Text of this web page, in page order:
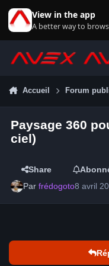
View in the app
A better way to
Accueil Forum
Paysage 360
ciel)
Share
Parfrédogoto8 avril